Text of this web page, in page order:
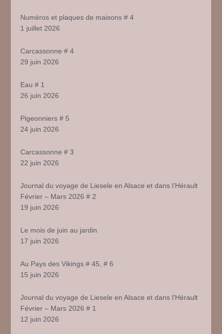
Numéros et plaques de maisons # 4
1 juillet 2026
Carcassonne # 4
29 juin 2026
Eau # 1
26 juin 2026
Pigeonniers # 5
24 juin 2026
Carcassonne # 3
22 juin 2026
Journal du voyage de Liesele en Alsace et dans l’Hérault
Février – Mars 2026 # 2
19 juin 2026
Le mois de juin au jardin
17 juin 2026
Au Pays des Vikings # 45, # 6
15 juin 2026
Journal du voyage de Liesele en Alsace et dans l’Hérault
Février – Mars 2026 # 1
12 juin 2026